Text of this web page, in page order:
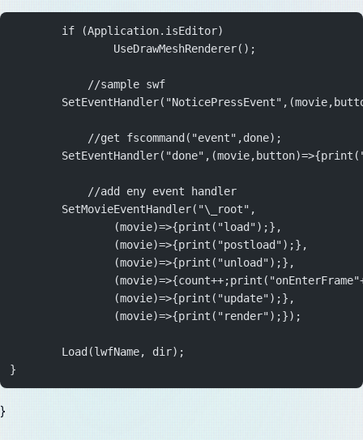
	if (Application.isEditor)
		UseDrawMeshRenderer();
            //sample swf
            //get fscommand("event",done);
            //add eny event handler
	SetMovieEventHandler("\_root",
		(movie)=>{print("load");},
		(movie)=>{print("postload");},
		(movie)=>{print("unload");},
		(movie)=>{print("update");},
		(movie)=>{print("render");});
	Load(lwfName, dir);
}
}